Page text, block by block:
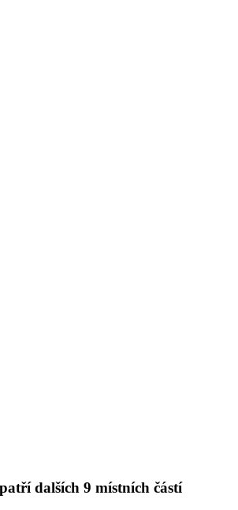
dalších 9 místních částí